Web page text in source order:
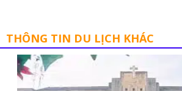
THÔNG TIN DU LỊCH KHÁC